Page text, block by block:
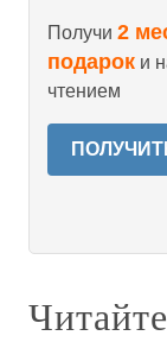
Получи 2
подарок и
чтением